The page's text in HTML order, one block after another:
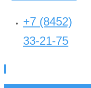
+7 (8452)
33-21-75